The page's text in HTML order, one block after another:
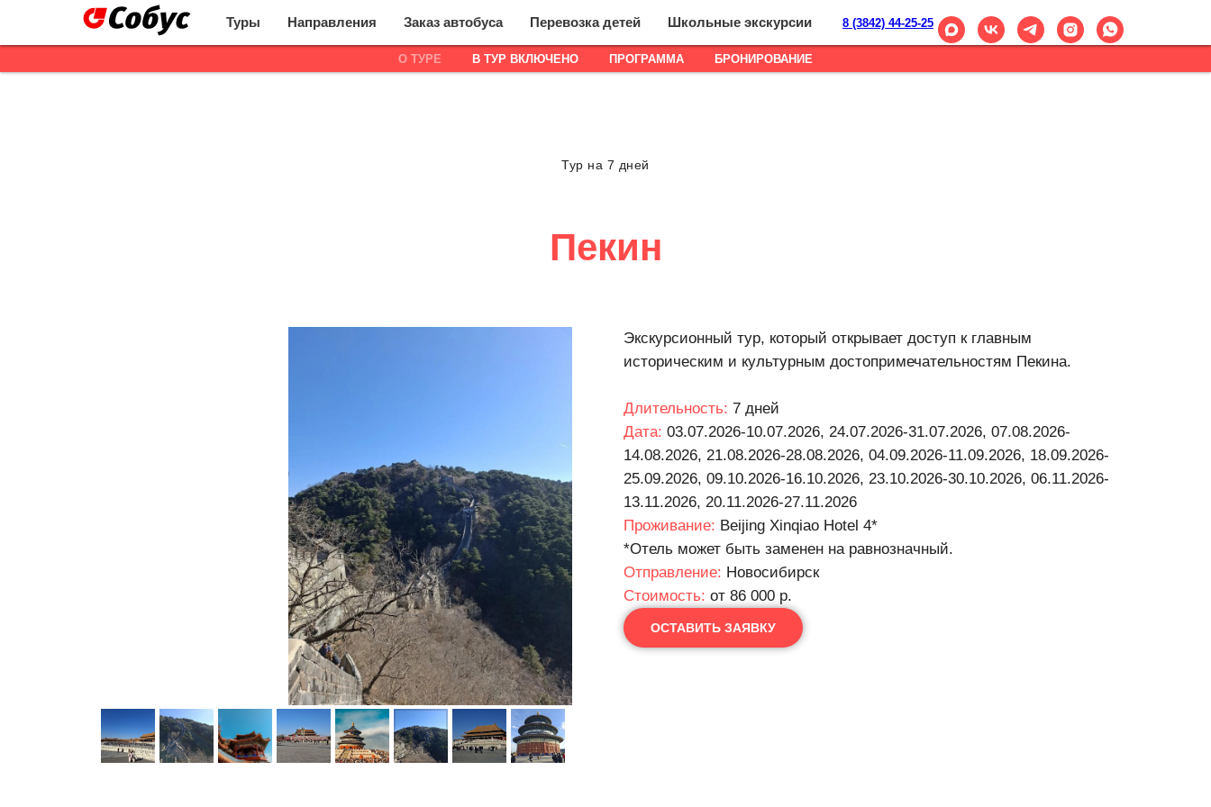
О ТУРЕ В ТУР ВКЛЮЧЕНО ПРОГРАММА БРОНИРОВАНИЕ
Туры Направления Заказ автобуса Перевозка детей Школьные экскурсии 8 (3842) 44-25-25
Тур на 7 дней
Пекин
Экскурсионный тур, который открывает доступ к главным
историческим и культурным достопримечательностям Пекина.
Длительность: 7 дней
Дата: 03.07.2026-10.07.2026, 24.07.2026-31.07.2026, 07.08.2026-
14.08.2026, 21.08.2026-28.08.2026, 04.09.2026-11.09.2026, 18.09.2026-
25.09.2026, 09.10.2026-16.10.2026, 23.10.2026-30.10.2026, 06.11.2026-
13.11.2026, 20.11.2026-27.11.2026
Проживание: Beijing Xinqiao Hotel 4*
*Отель может быть заменен на равнозначный.
Отправление: Новосибирск
Cтоимость: от 86 000 р.
ОСТАВИТЬ ЗАЯВКУ